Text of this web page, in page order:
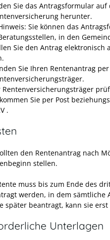
Sie das Antragsformular
herunter.
Sie können das
in den
Sie den Antrag
Sie Ihren Rentenantrag
Rentenversicherungsträger
Sie per Post
.
den Rentenantrag nach
stellen.
muss bis zum Ende des
werden, in dem sämtliche
später beantragt, kann sie
Unterlagen